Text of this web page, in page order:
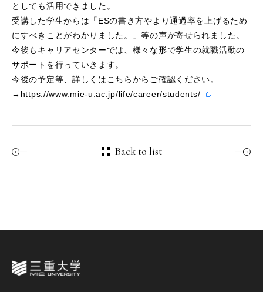
としても活用できました。
受講した学生からは「ESの書き方やより通過率を上げるため
にすべきことがわかりました。」等の声が寄せられました。
今後もキャリアセンターでは、様々な形で学生の就職活動の
サポートを行っていきます。
今後の予定等、詳しくはこちらからご確認ください。
→ https://www.mie-u.ac.jp/life/career/students/
Back to list